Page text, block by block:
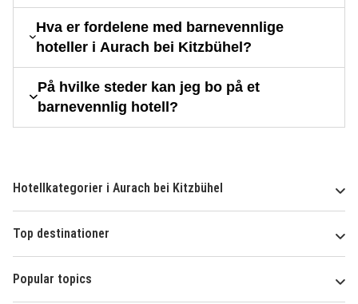
Hva er fordelene med barnevennlige
hoteller i Aurach bei Kitzbühel?
På hvilke steder kan jeg bo på et
barnevennlig hotell?
Hotellkategorier i Aurach bei Kitzbühel
Top destinationer
Popular topics